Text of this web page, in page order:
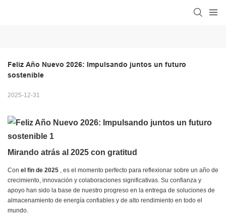
Feliz Año Nuevo 2026: Impulsando juntos un futuro
sostenible
2025-12-31
Mirando atrás al 2025 con gratitud
Con el fin de 2025 , es el momento perfecto para reflexionar sobre un año de
crecimiento, innovación y colaboraciones significativas. Su confianza y
apoyo han sido la base de nuestro progreso en la entrega de soluciones de
almacenamiento de energía confiables y de alto rendimiento en todo el
mundo.